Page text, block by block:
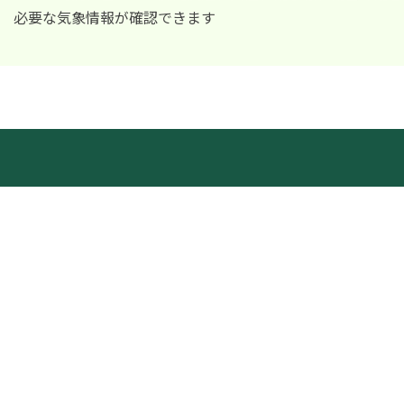
必要な気象情報が確認できます